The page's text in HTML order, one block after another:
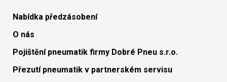
Nabídka předzásobení
O nás
Pojištění pneumatik firmy Dobré Pneu s.r.o.
Přezutí pneumatik v partnerském servisu